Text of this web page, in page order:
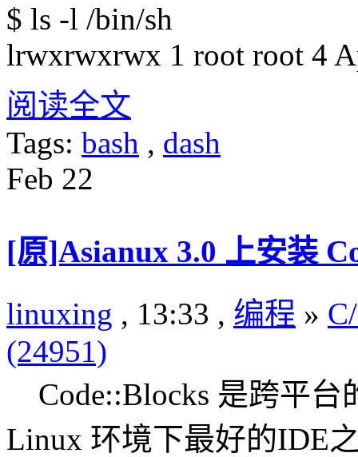
$ ls -l /bin/sh
lrwxrwxrwx 1 root root 4
阅读全文
Tags: bash , dash
Feb 22
[原]Asianux 3.0 上安装
linuxing , 13:33 , 编程 »
(24951)
Code::Blocks 是跨平台
Linux 环境下最好的IDE